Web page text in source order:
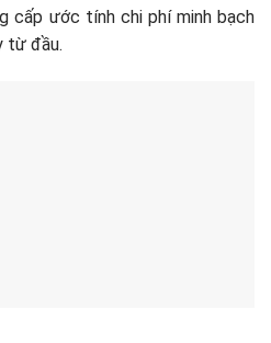
cấp ước tính chi phí minh bạch
từ đầu.